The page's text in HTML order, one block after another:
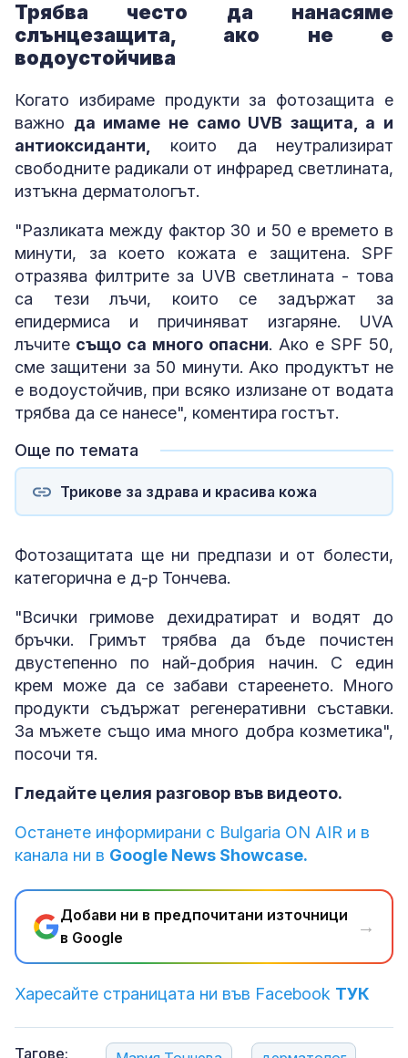
Трябва често да нанасяме
слънцезащита, ако не е
водоустойчива
Когато избираме продукти за фотозащита е
важно да имаме не само UVB защита, а и
антиоксиданти,
които да неутрализират
свободните радикали от инфраред светлината,
изтъкна дерматологът.
"Разликата между фактор 30 и 50 е времето в
минути, за което кожата е защитена. SPF
отразява филтрите за UVB светлината - това
са тези лъчи, които се задържат за
епидермиса и причиняват изгаряне. UVA
лъчите също са много опасни. Ако е SPF 50,
сме защитени за 50 минути. Ако продуктът не
е водоустойчив, при всяко излизане от водата
трябва да се нанесе", коментира гостът.
Още по темата
Трикове за здрава и красива кожа
Фотозащитата ще ни предпази и от болести,
категорична е д-р Тончева.
"Всички гримове дехидратират и водят до
бръчки. Гримът трябва да бъде почистен
двустепенно по най-добрия начин. С един
крем може да се забави стареенето. Много
продукти съдържат регенеративни съставки.
За мъжете също има много добра козметика",
посочи тя.
Гледайте целия разговор във видеото.
Останете информирани с Bulgaria ON AIR и в
канала ни в Google News Showcase.
Добави ни в предпочитани източници
в Google
→
Харесайте страницата ни във Facebook ТУК
Тагове: